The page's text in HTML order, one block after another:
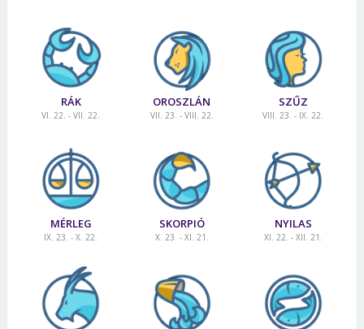
RÁK
VI. 22. - VII. 22.
OROSZLÁN
VII. 23. - VIII. 22.
SZŰZ
VIII. 23. - IX. 22.
MÉRLEG
IX. 23. - X. 22.
SKORPIÓ
X. 23. - XI. 21.
NYILAS
XI. 22. - XII. 21.